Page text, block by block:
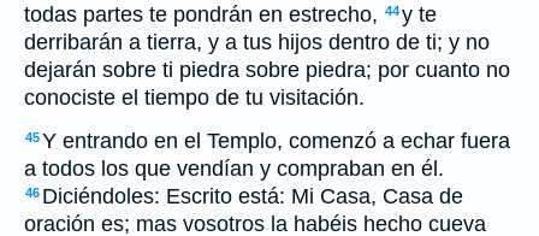
todas partes te pondrán en estrecho, 44y te
derribarán a tierra, y a tus hijos dentro de ti; y no
dejarán sobre ti piedra sobre piedra; por cuanto no
conociste el tiempo de tu visitación.
45Y entrando en el Templo, comenzó a echar fuera
a todos los que vendían y compraban en él.
46 Diciéndoles: Escrito está: Mi Casa, Casa de
oración es; mas vosotros la habéis hecho cueva